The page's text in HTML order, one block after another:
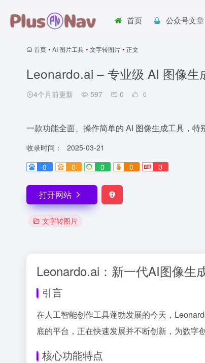
首页 公众号文章
首页 • AI 图片工具 • 文字转图片 • 正文
Leonardo.ai – 专业级 AI 图像生
4个月前更新 597 0 0
一款功能全面、操作简单的 AI 图像生成工具，
收录时间：
2025-03-21
0
0 0 0 0
打开网站
文字转图片
Leonardo.ai：新一代AI图像生
引言
在人工智能创作工具蓬勃发展的今天，
底的平台，正在快速发展并不断创新，为数字
核心功能特点